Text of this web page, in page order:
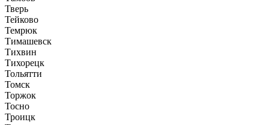
Тверь
Тейково
Темрюк
Тимашевск
Тихвин
Тихорецк
Тольятти
Томск
Торжок
Тосно
Троицк